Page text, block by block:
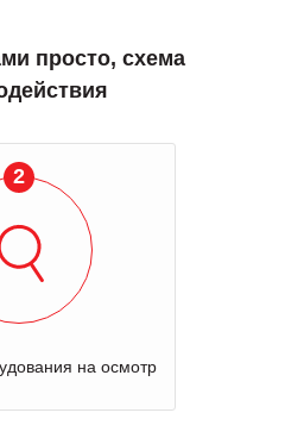
просто, схема
2
на осмотр